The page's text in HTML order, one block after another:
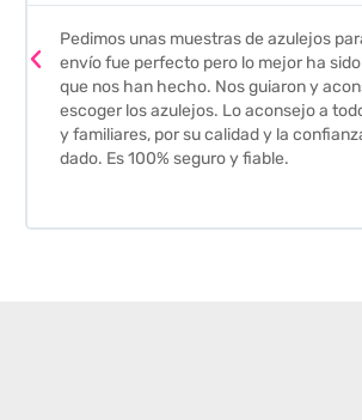
Pedimos unas muestras de azulejos
envío fue perfecto pero lo mejor ha
que nos han hecho. Nos guiaron y
escoger los azulejos. Lo aconsejo a
y familiares, por su calidad y la
dado. Es 100% seguro y fiable.